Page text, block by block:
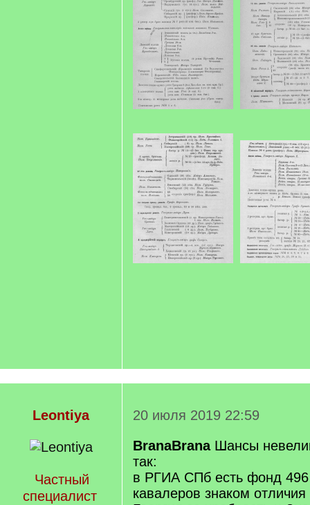
Leontiya
Частный
специалист
20 июля 2019 22:59
BranaBranaШансы
так:
в РГИА СПб есть фонд 496
кавалеров знаком